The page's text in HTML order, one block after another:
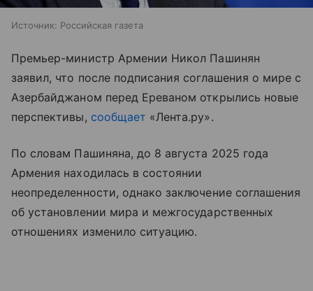
Источник: Российская газета
Премьер-министр Армении Никол Пашинян
заявил, что после подписания соглашения о мире с
Азербайджаном перед Ереваном открылись новые
перспективы, сообщает «Лента.ру».
По словам Пашиняна, до 8 августа 2025 года
Армения находилась в состоянии
неопределенности, однако заключение соглашения
об установлении мира и межгосударственных
отношениях изменило ситуацию.